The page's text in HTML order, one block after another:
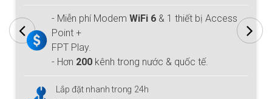
- Miễn phí Modem WiFi 6 & 1 thiết bị Access
Point +
FPT Play.
- Hơn 200 kênh trong nước & quốc tế.
Lắp đặt nhanh trong 24h